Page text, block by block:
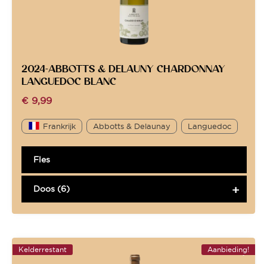
2024-ABBOTTS & DELAUNY CHARDONNAY
LANGUEDOC BLANC
€ 9,99
Frankrijk Abbotts & Delaunay Languedoc
Fles
Doos (6)
Aanbieding!
Kelderrestant